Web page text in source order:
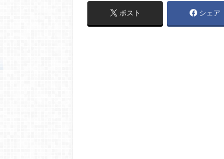
ポスト シェア